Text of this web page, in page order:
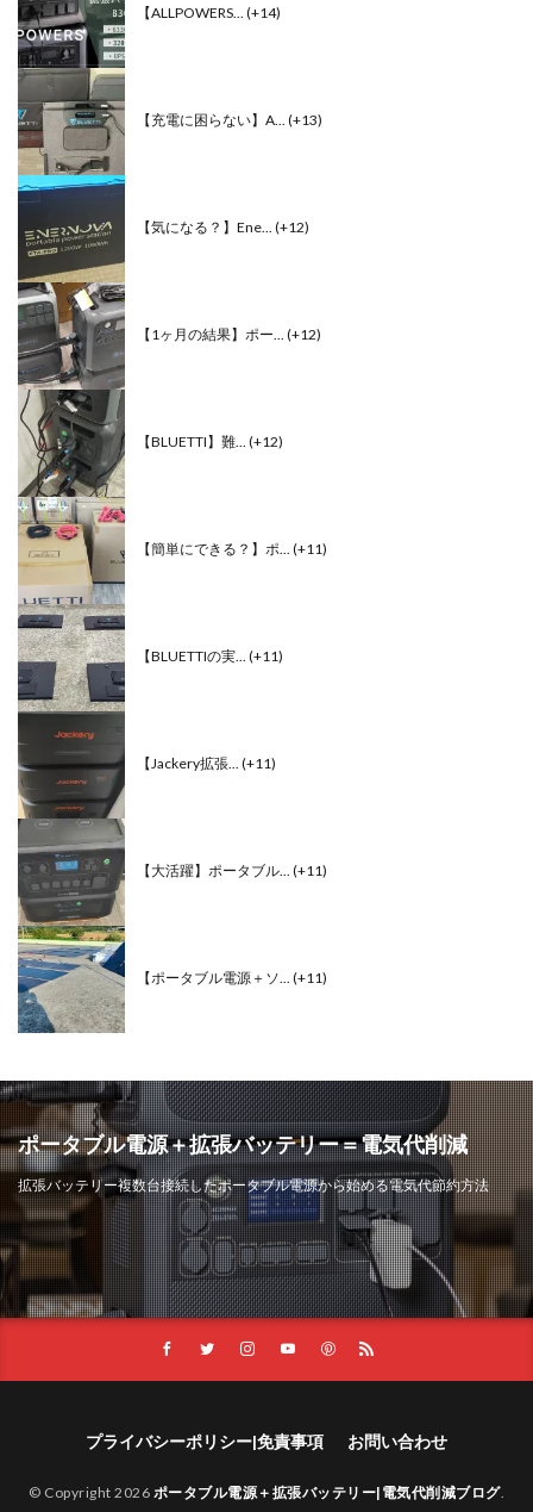
【ALLPOWERS... +14
【充電に困らない】A... +13
【気になる？】Ene... +12
【1ヶ月の結果】ポー... +12
【BLUETTI】難... +12
【簡単にできる？】ポ... +11
【BLUETTIの実... +11
【Jackery拡張... +11
【大活躍】ポータブル... +11
【ポータブル電源＋ソ... +11
ポータブル電源＋拡張バッテリー＝電気代削減
拡張バッテリー複数台接続したポータブル電源から始める電気代節約方法
プライバシーポリシー|免責事項 お問い合わせ
© Copyright 2026 ポータブル電源＋拡張バッテリー|電気代削減ブログ.